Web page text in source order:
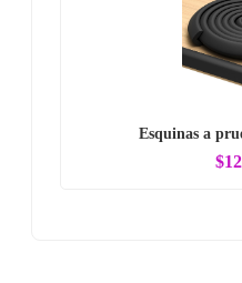
Esquinas a